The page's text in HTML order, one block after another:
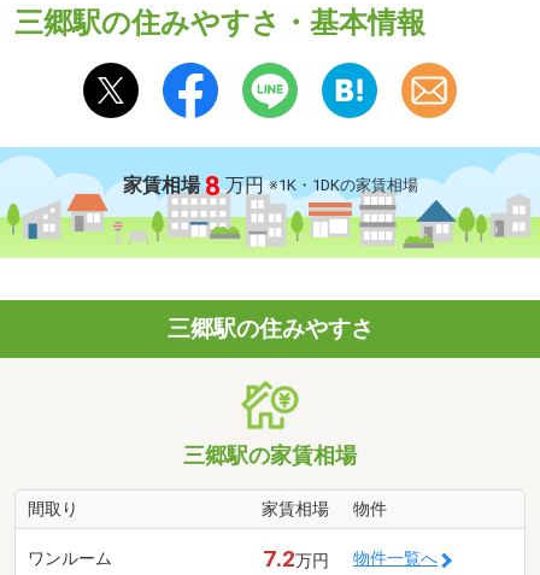
三郷駅の住みやすさ・基本情報
家賃相場 8 万円 ※1K・1DKの家賃相場
三郷駅の住みやすさ
三郷駅の家賃相場
間取り 家賃相場 物件
ワンルーム 7.2万円 物件一覧へ